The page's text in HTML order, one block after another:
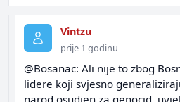
Vintzu
prije 1 godinu
@Bosanac: Ali nije to zbog
lidere koji svjesno
narod osudjen za genocid,